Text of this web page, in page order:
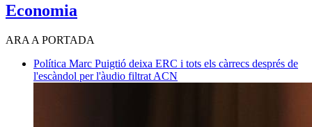
Economia
ARA A PORTADA
Política Marc Puigtió deixa ERC i tots els càrrecs després de
l'escàndol per l'àudio filtrat ACN